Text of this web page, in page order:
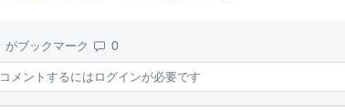
がブックマーク 0
コメントするにはログインが必要です